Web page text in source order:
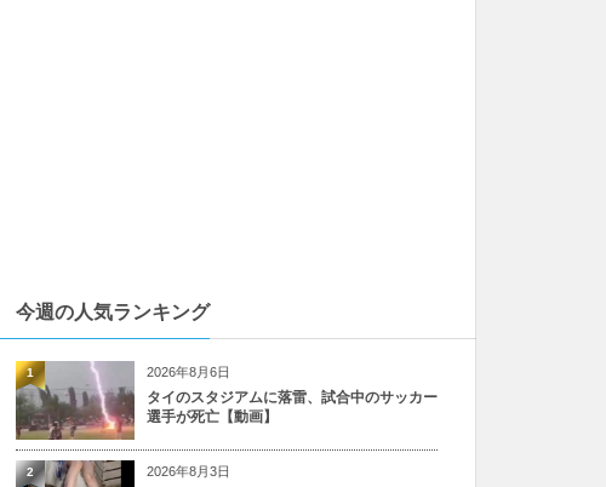
今週の人気ランキング
2026年8月6日
タイのスタジアムに落雷、試合中のサッカー
選手が死亡【動画】
1
2026年8月3日
2